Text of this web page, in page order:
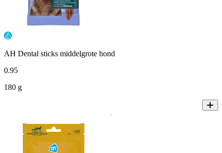
AH Dental sticks middelgrote hond
0.95
180 g